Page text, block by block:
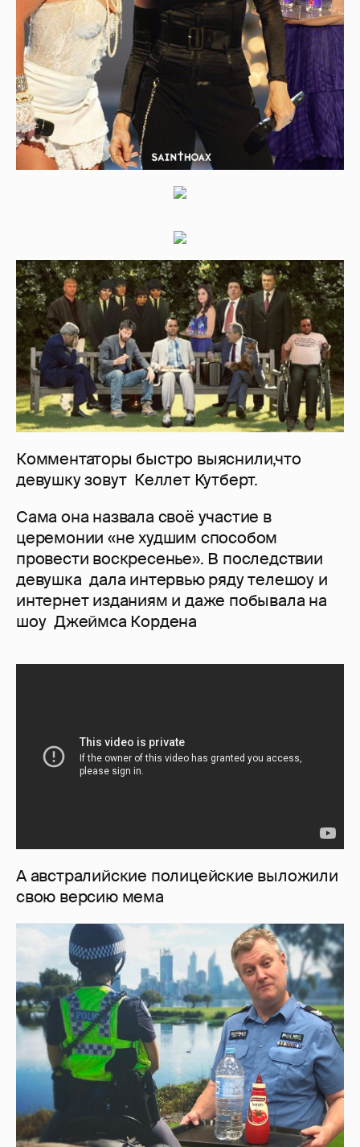
Комментаторы быстро выяснили,что
девушку зовут Келлет Кутберт.
Сама она назвала своё участие в
церемонии «не худшим способом
провести воскресенье». В последствии
девушка дала интервью ряду телешоу и
интернет изданиям и даже побывала на
шоу Джеймса Кордена
А австралийские полицейские выложили
свою версию мема